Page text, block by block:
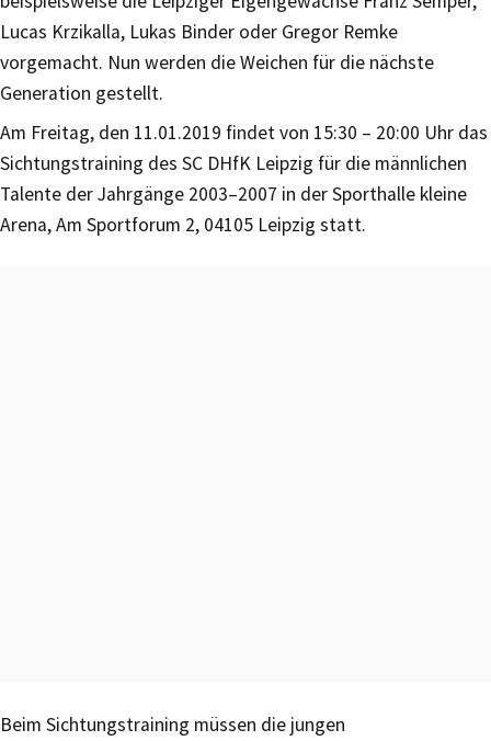
Lucas Krzikalla, Lukas Binder oder Gregor Remke
vorgemacht. Nun werden die Weichen für die nächste
Generation gestellt.
Am Freitag, den 11.01.2019 findet von 15:30 – 20:00 Uhr das
Sichtungstraining des SC DHfK Leipzig für die männlichen
Talente der Jahrgänge 2003–2007 in der Sporthalle kleine
Arena, Am Sportforum 2, 04105 Leipzig statt.
Beim Sichtungstraining müssen die jungen